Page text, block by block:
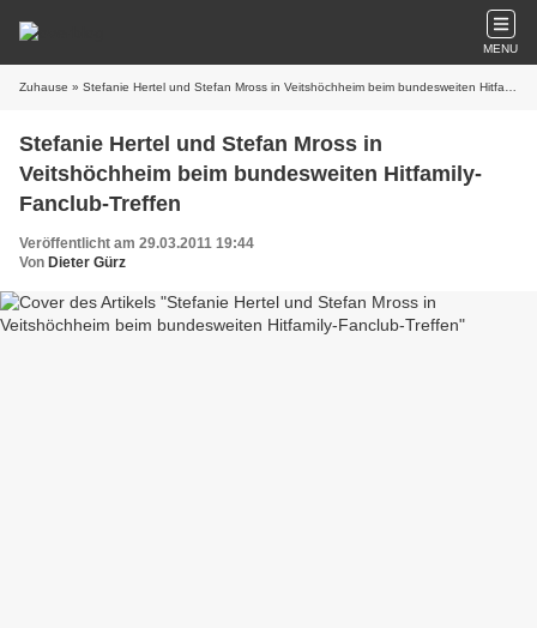
MENU
Zuhause » Stefanie Hertel und Stefan Mross in Veitshöchheim beim bundesweiten Hitfamily-Fanclub-Treffen
Stefanie Hertel und Stefan Mross in
Veitshöchheim beim bundesweiten Hitfamily-
Fanclub-Treffen
Veröffentlicht am 29.03.2011 19:44
Von Dieter Gürz